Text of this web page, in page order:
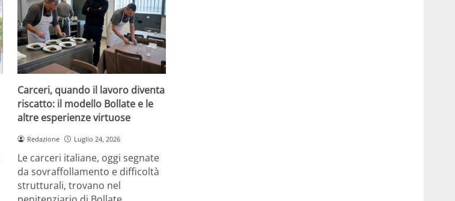
Carceri, quando il lavoro diventa
riscatto: il modello Bollate e le
altre esperienze virtuose
Redazione Luglio 24, 2026
Le carceri italiane, oggi segnate
da sovraffollamento e difficoltà
strutturali, trovano nel